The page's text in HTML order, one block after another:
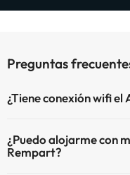
Preguntas
¿Tiene conexión wifi
¿Puedo alojarme con
Rempart?